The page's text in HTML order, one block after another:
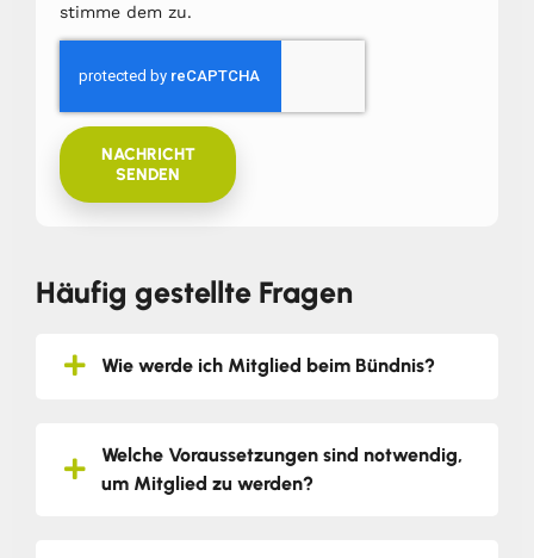
stimme dem zu.
NACHRICHT
SENDEN
Häufig gestellte Fragen
Wie werde ich Mitglied beim Bündnis?
Welche Voraussetzungen sind notwendig,
um Mitglied zu werden?